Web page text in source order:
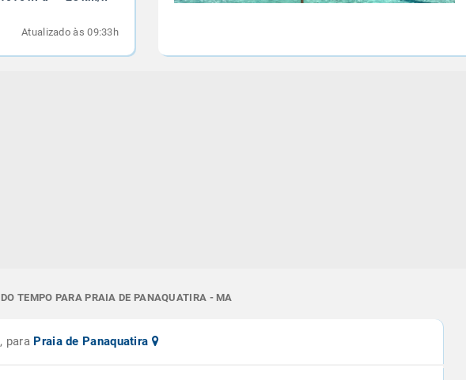
Atualizado às 09:33h
TEMPO PARA PRAIA DE PANAQUATIRA - MA
para Praia de Panaquatira